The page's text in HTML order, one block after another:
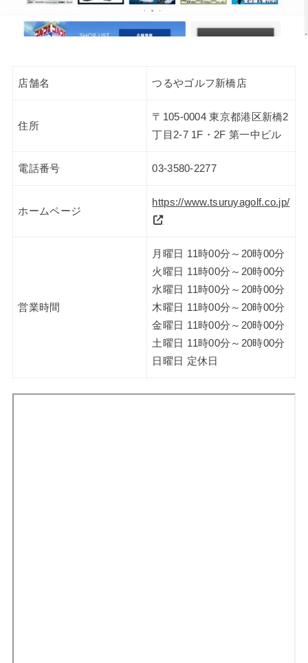
店舗名 つるやゴルフ新橋店
住所
〒105-0004 東京都港区新橋2
丁目2-7 1F・2F 第一中ビル
電話番号 03-3580-2277
ホームページ
https://www.tsuruyagolf.co.jp/
営業時間
月曜日 11時00分～20時00分
火曜日 11時00分～20時00分
水曜日 11時00分～20時00分
木曜日 11時00分～20時00分
金曜日 11時00分～20時00分
土曜日 11時00分～20時00分
日曜日 定休日